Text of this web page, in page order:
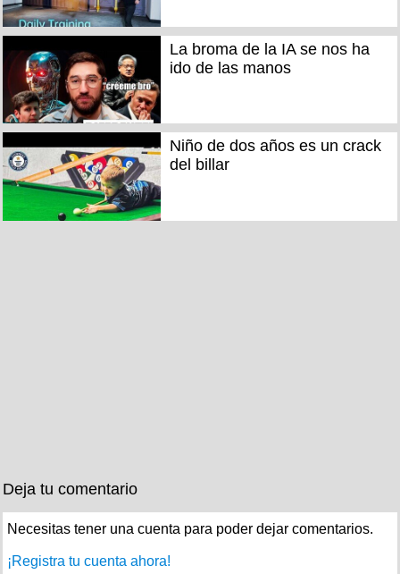
La broma de la IA se nos ha
ido de las manos
Niño de dos años es un crack
del billar
Deja tu comentario
Necesitas tener una cuenta para poder dejar comentarios.
¡Registra tu cuenta ahora!